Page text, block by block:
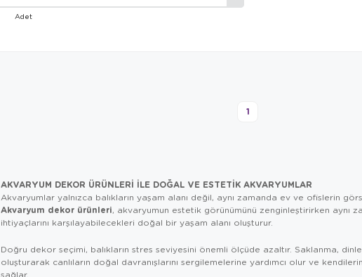
Adet
1
AKVARYUM DEKOR ÜRÜNLERI ILE DOĞAL VE ESTETIK AKVARYUMLAR
Akvaryumlar yalnızca balıkların yaşam alanı değil, aynı zamanda ev ve ofislerin
Akvaryum dekor ürünleri, akvaryumun estetik görünümünü zenginleştirirken aynı
ihtiyaçlarını karşılayabilecekleri doğal bir yaşam alanı oluşturur.
Doğru dekor seçimi, balıkların stres seviyesini önemli ölçüde azaltır. Saklanma,
oluşturarak canlıların doğal davranışlarını sergilemelerine yardımcı olur ve
sağlar.